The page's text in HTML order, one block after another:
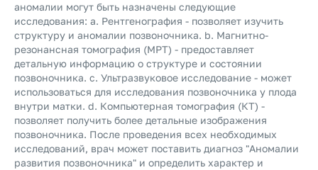
аномалии могут быть назначены следующие
исследования: a. Рентгенография - позволяет изучить
структуру и аномалии позвоночника. b. Магнитно-
резонансная томография (МРТ) - предоставляет
детальную информацию о структуре и состоянии
позвоночника. c. Ультразвуковое исследование - может
использоваться для исследования позвоночника у плода
внутри матки. d. Компьютерная томография (КТ) -
позволяет получить более детальные изображения
позвоночника. После проведения всех необходимых
исследований, врач может поставить диагноз "Аномалии
развития позвоночника" и определить характер и